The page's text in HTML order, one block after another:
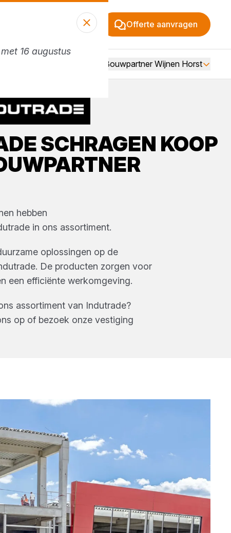
Offerte aanvragen
Over Bouwpartner Wijnen Horst
SCHRAGEN KOOP
hebben
in ons assortiment.
oplossingen op de
De producten zorgen voor
een efficiënte werkomgeving.
assortiment van Indutrade?
op of bezoek onze vestiging
16 augustus